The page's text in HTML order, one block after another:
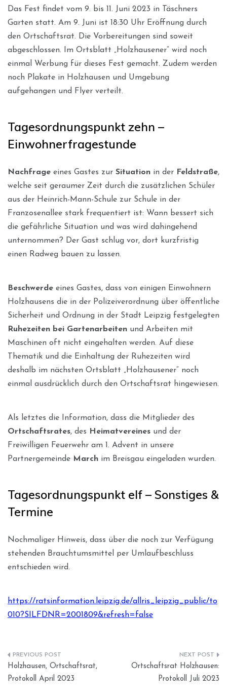
Das Fest findet vom 9. bis 11. Juni 2023 in Täschners
Garten statt. Am 9. Juni ist 18:30 Uhr Eröffnung durch
den Ortschaftsrat. Die Vorbereitungen sind soweit
abgeschlossen. Im Ortsblatt „Holzhausener“ wird noch
einmal Werbung für dieses Fest gemacht. Zudem werden
noch Plakate in Holzhausen und Umgebung
aufgehangen und Flyer verteilt.
Tagesordnungspunkt zehn –
Einwohnerfragestunde
Nachfrage eines Gastes zur Situation in der Feldstraße,
welche seit geraumer Zeit durch die zusätzlichen Schüler
aus der Heinrich-Mann-Schule zur Schule in der
Franzosenallee stark frequentiert ist: Wann bessert sich
die gefährliche Situation und was wird dahingehend
unternommen? Der Gast schlug vor, dort kurzfristig
einen Radweg bauen zu lassen.
Beschwerde eines Gastes, dass von einigen Einwohnern
Holzhausens die in der Polizeiverordnung über öffentliche
Sicherheit und Ordnung in der Stadt Leipzig festgelegten
Ruhezeiten bei Gartenarbeiten und Arbeiten mit
Maschinen oft nicht eingehalten werden. Auf diese
Thematik und die Einhaltung der Ruhezeiten wird
deshalb im nächsten Ortsblatt „Holzhausener“ noch
einmal ausdrücklich durch den Ortschaftsrat hingewiesen.
Als letztes die Information, dass die Mitglieder des
Ortschaftsrates, des Heimatvereines und der
Freiwilligen Feuerwehr am 1. Advent in unsere
Partnergemeinde March im Breisgau eingeladen wurden.
Tagesordnungspunkt elf – Sonstiges &
Termine
Nochmaliger Hinweis, dass über die noch zur Verfügung
stehenden Brauchtumsmittel per Umlaufbeschluss
entschieden wird.
https://ratsinformation.leipzig.de/allris_leipzig_public/to
010?SILFDNR=2001809&refresh=false
Beitragsnavigation
Holzhausen, Ortschaftsrat,
Protokoll April 2023
Ortschaftsrat Holzhausen:
Protokoll Juli 2023